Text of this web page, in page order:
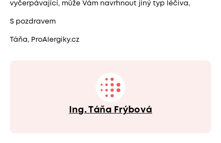
vyčerpávající, může Vám navrhnout jiný typ léčiva,
S pozdravem
Táňa, ProAlergiky.cz
Ing. Táňa Frýbová